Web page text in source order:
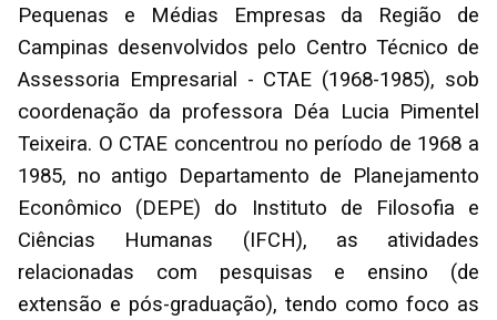
Pequenas e Médias Empresas da Região de
Campinas desenvolvidos pelo Centro Técnico de
Assessoria Empresarial - CTAE (1968-1985), sob
coordenação da professora Déa Lucia Pimentel
Teixeira. O CTAE concentrou no período de 1968 a
1985, no antigo Departamento de Planejamento
Econômico (DEPE) do Instituto de Filosofia e
Ciências Humanas (IFCH), as atividades
relacionadas com pesquisas e ensino (de
extensão e pós-graduação), tendo como foco as